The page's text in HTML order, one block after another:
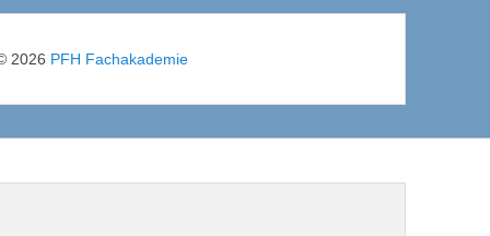
2026 PFH Fachakademie